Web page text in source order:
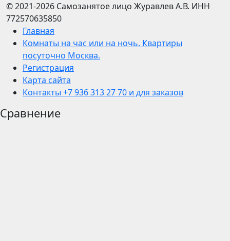
© 2021-2026 Самозанятое лицо Журавлев А.В. ИНН
772570635850
Главная
Комнаты на час или на ночь. Квартиры
посуточно Москва.
Регистрация
Карта сайта
Контакты +7 936 313 27 70 и для заказов
Сравнение